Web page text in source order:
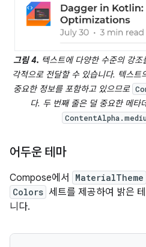
그림 4. 텍스트에 다양한 수준의 강
각적으로 전달할 수 있습니다. 텍스
중요한 정보를 포함하고 있으므로
다. 두 번째 줄은 덜 중요한 메타
어두운 테마
Compose에서 MaterialTheme
Colors 세트를 제공하여 밝은
니다.